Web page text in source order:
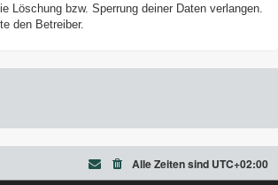
Löschung bzw. Sperrung deiner Daten verlangen.
den Betreiber.
Alle Zeiten sind UTC+02:00